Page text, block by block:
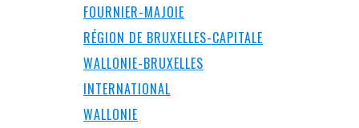
FOURNIER-MAJOIE
RÉGION DE BRUXELLES-CAPITALE
WALLONIE-BRUXELLES
INTERNATIONAL
WALLONIE